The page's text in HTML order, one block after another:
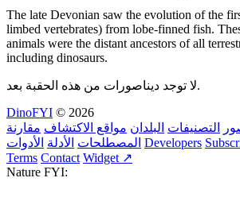
The late Devonian saw the evolution of the
limbed vertebrates) from lobe-finned fish.
animals were the distant ancestors of all
including dinosaurs.
لا توجد ديناصورات من هذه الحقبة بعد.
DinoFYI © 2026
التصنيفات البلدان مواقع الاكتشاف مقارنة
المصطلحات الأدلة الأدوات Developers
Terms Contact Widget ↗
Nature FYI: